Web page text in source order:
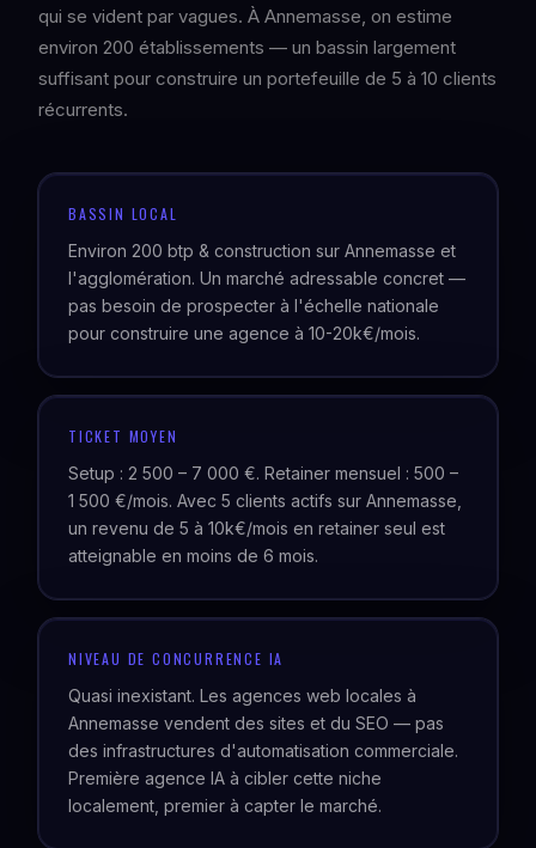
qui se vident par vagues. À Annemasse, on estime
environ 200 établissements — un bassin largement
suffisant pour construire un portefeuille de 5 à 10 clients
récurrents.
BASSIN LOCAL
Environ 200 btp & construction sur Annemasse et
l'agglomération. Un marché adressable concret —
pas besoin de prospecter à l'échelle nationale
pour construire une agence à 10-20k€/mois.
TICKET MOYEN
Setup : 2 500 – 7 000 €. Retainer mensuel : 500 –
1 500 €/mois. Avec 5 clients actifs sur Annemasse,
un revenu de 5 à 10k€/mois en retainer seul est
atteignable en moins de 6 mois.
NIVEAU DE CONCURRENCE IA
Quasi inexistant. Les agences web locales à
Annemasse vendent des sites et du SEO — pas
des infrastructures d'automatisation commerciale.
Première agence IA à cibler cette niche
localement, premier à capter le marché.